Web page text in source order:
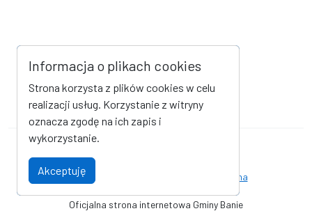
Oficjalna strona internetowa Gminy Banie
Deklaracja dostępności Strona archiwalna
Informacja o plikach cookies
Strona korzysta z plików cookies w celu
realizacji usług. Korzystanie z witryny
oznacza zgodę na ich zapis i
wykorzystanie.
Akceptuję